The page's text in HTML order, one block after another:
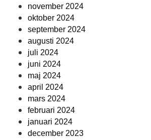
november 2024
oktober 2024
september 2024
augusti 2024
juli 2024
juni 2024
maj 2024
april 2024
mars 2024
februari 2024
januari 2024
december 2023